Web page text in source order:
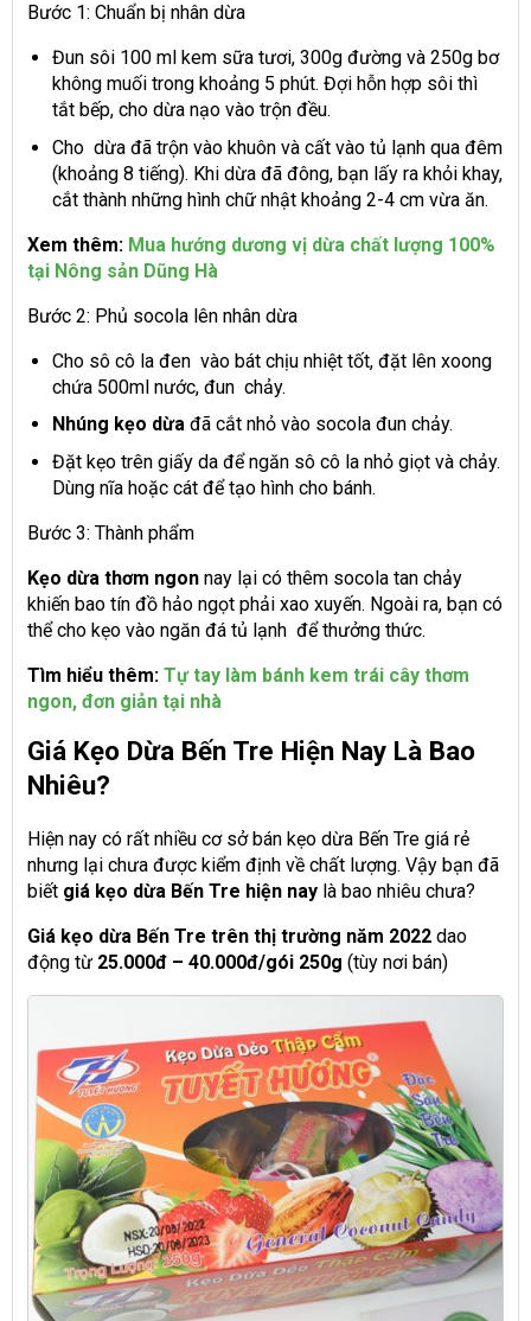
Bước 1: Chuẩn bị nhân dừa
Đun sôi 100 ml kem sữa tươi, 300g đường và 250g bơ
không muối trong khoảng 5 phút. Đợi hỗn hợp sôi thì
tắt bếp, cho dừa nạo vào trộn đều.
Cho dừa đã trộn vào khuôn và cất vào tủ lạnh qua đêm
(khoảng 8 tiếng). Khi dừa đã đông, bạn lấy ra khỏi khay,
cắt thành những hình chữ nhật khoảng 2-4 cm vừa ăn.
Xem thêm: Mua hướng dương vị dừa chất lượng 100%
tại Nông sản Dũng Hà
Bước 2: Phủ socola lên nhân dừa
Cho sô cô la đen vào bát chịu nhiệt tốt, đặt lên xoong
chứa 500ml nước, đun chảy.
Nhúng kẹo dừađã cắt nhỏ vào socola đun chảy.
Đặt kẹo trên giấy da để ngăn sô cô la nhỏ giọt và chảy.
Dùng nĩa hoặc cát để tạo hình cho bánh.
Bước 3: Thành phẩm
Kẹo dừa thơm ngon nay lại có thêm socola tan chảy
khiến bao tín đồ hảo ngọt phải xao xuyến. Ngoài ra, bạn có
thể cho kẹo vào ngăn đá tủ lạnh để thưởng thức.
Tìm hiểu thêm: Tự tay làm bánh kem trái cây thơm
ngon, đơn giản tại nhà
Giá Kẹo Dừa Bến Tre Hiện Nay Là Bao
Nhiêu?
Hiện nay có rất nhiều cơ sở bán kẹo dừa Bến Tre giá rẻ
nhưng lại chưa được kiểm định về chất lượng. Vậy bạn đã
biết giá kẹo dừa Bến Tre hiện nay là bao nhiêu chưa?
Giá kẹo dừa Bến Tre trên thị trường năm 2022 dao
động từ 25.000đ – 40.000đ/gói 250g (tùy nơi bán)